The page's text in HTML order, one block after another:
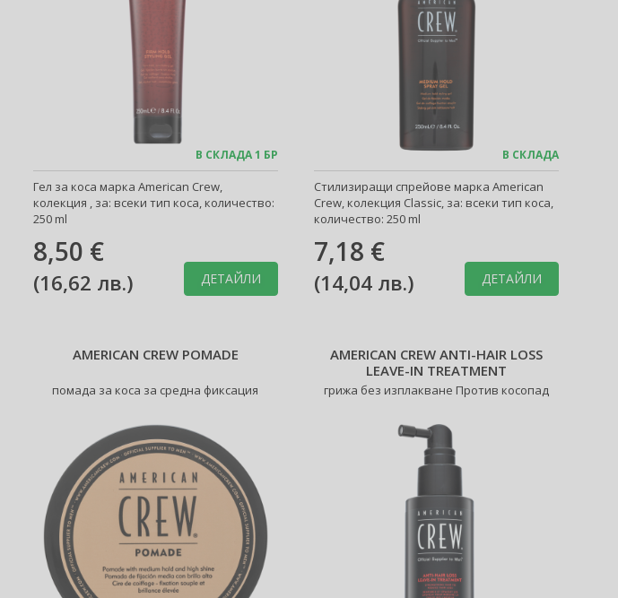
В СКЛАДА 1 БР
Гел за коса марка American Crew,
колекция , за: всеки тип коса, количество:
250 ml
8,50 €
(16,62 лв.) ДЕТАЙЛИ
В СКЛАДА
Стилизиращи спрейове марка American
Crew, колекция Classic, за: всеки тип коса,
количество: 250 ml
7,18 €
(14,04 лв.) ДЕТАЙЛИ
AMERICAN CREW POMADE
помада за коса за средна фиксация
AMERICAN CREW ANTI-HAIR LOSS
LEAVE-IN TREATMENT
грижа без изплакване Против косопад